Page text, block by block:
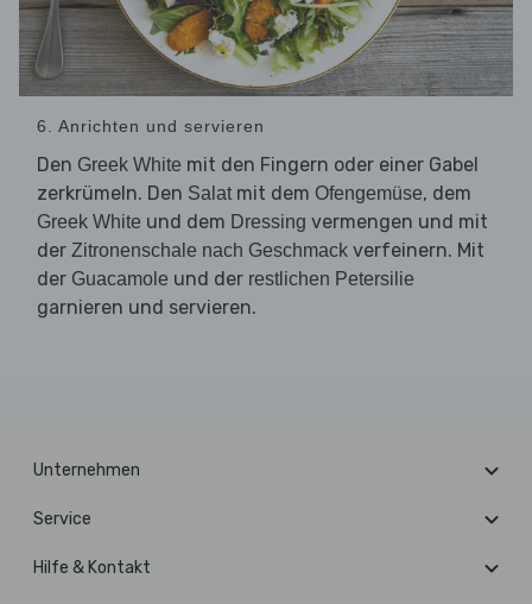
6. Anrichten und servieren
Den Greek White mit den Fingern oder einer Gabel
zerkrümeln. Den Salatmit dem Ofengemüse, dem
Greek White und dem Dressing vermengen und mit
der Zitronenschale nach Geschmack verfeinern. Mit
der Guacamole und der restlichen Petersilie
garnieren und servieren.
Unternehmen
Service
Hilfe & Kontakt